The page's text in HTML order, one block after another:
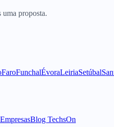
uma proposta.
FaroFunchalÉvoraLeiriaSetúbal
Blog TechsOn